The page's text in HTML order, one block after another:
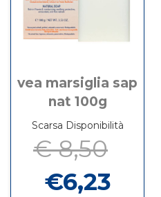
vea marsiglia sap
nat 100g
Scarsa Disponibilità
€ 8,50
€6,23